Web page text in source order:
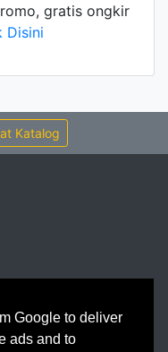
Google to deliver
ads and to
gratis ongkir
Disini
Katalog